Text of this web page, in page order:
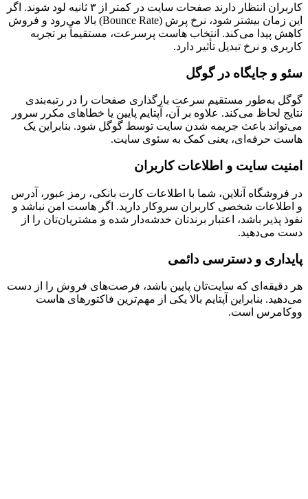
کاربران انتظار دارند صفحات سایت در کمتر از ۳ ثانیه لود شوند. اگر
این زمان بیشتر شود، نرخ پرش (Bounce Rate) بالا می‌رود و فروش
کاهش پیدا می‌کند. انتخاب هاست پرسرعت، مستقیماً بر تجربه
کاربری و نرخ تبدیل تأثیر دارد.
سئو و جایگاه در گوگل
گوگل به‌طور مستقیم سرعت بارگذاری صفحات را در رتبه‌بندی
نتایج لحاظ می‌کند. علاوه بر آن، آپتایم پایین یا خطاهای مکرر سرور
می‌تواند باعث جریمه شدن سایت توسط گوگل شود. بنابراین یک
هاست حرفه‌ای، یعنی کمک به سئوی سایت.
امنیت سایت و اطلاعات کاربران
در فروشگاه آنلاین، شما با اطلاعات کارت بانکی، رمز عبور، آدرس
و اطلاعات شخصی کاربران سروکار دارید. اگر هاست امن نباشد و
نفوذ پذیر باشد، اعتبار برندتان خدشه‌دار شده و مشتریان‌تان را از
دست می‌دهید.
پایداری و دسترسی دائمی
هر دقیقه‌ای که سایت‌تان پایین باشد، فرصت‌های فروش را از دست
می‌دهید. بنابراین آپتایم بالا یکی از مهم‌ترین فاکتورهای هاست
ووکامرس است.